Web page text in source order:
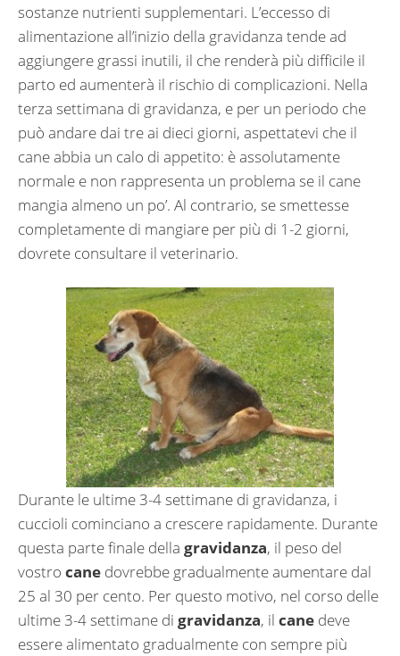
sostanze nutrienti supplementari. L’eccesso di
alimentazione all’inizio della gravidanza tende ad
aggiungere grassi inutili, il che renderà più difficile il
parto ed aumenterà il rischio di complicazioni. Nella
terza settimana di gravidanza, e per un periodo che
può andare dai tre ai dieci giorni, aspettatevi che il
cane abbia un calo di appetito: è assolutamente
normale e non rappresenta un problema se il cane
mangia almeno un po’. Al contrario, se smettesse
completamente di mangiare per più di 1-2 giorni,
dovrete consultare il veterinario.
Durante le ultime 3-4 settimane di gravidanza, i
cuccioli cominciano a crescere rapidamente. Durante
questa parte finale della gravidanza, il peso del
vostro cane dovrebbe gradualmente aumentare dal
25 al 30 per cento. Per questo motivo, nel corso delle
ultime 3-4 settimane di gravidanza, il cane deve
essere alimentato gradualmente con sempre più